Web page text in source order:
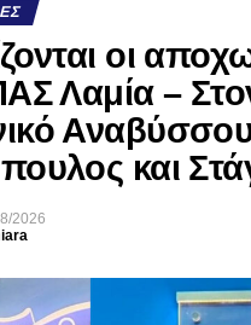
οι
Λαμία –
Αναβύσσου
και
2026